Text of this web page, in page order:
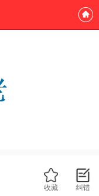
纠错
收藏